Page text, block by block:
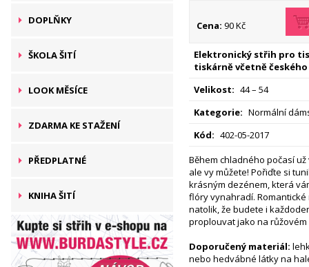
DOPLŇKY
ŠKOLA ŠITÍ
LOOK MĚSÍCE
ZDARMA KE STAŽENÍ
PŘEDPLATNÉ
KNIHA ŠITÍ
Cena: 90 Kč
Elektronický střih pro
tiskárně včetně českého
Velikost: 44 – 54
Kategorie: Normální
Kód: 402-05-2017
Během chladného počasí
ale vy můžete! Pořiďte si
krásným dezénem, která
flóry vynahradí.
natolik, že budete i
proplouvat jako na růžovém
Doporučený materiál:
nebo hedvábné látky na